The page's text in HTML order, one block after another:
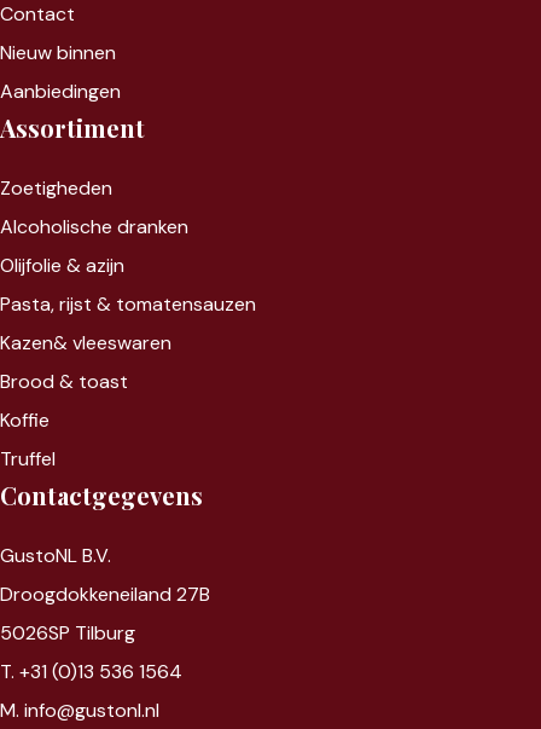
Contact
Nieuw binnen
Aanbiedingen
Assortiment
Zoetigheden
Alcoholische dranken
Olijfolie & azijn
Pasta, rijst & tomatensauzen
Kazen&vleeswaren
Brood & toast
Koffie
Truffel
Contactgegevens
GustoNL B.V.
Droogdokkeneiland 27B
5026SP Tilburg
T. +31 (0)13 536 1564
M. info@gustonl.nl